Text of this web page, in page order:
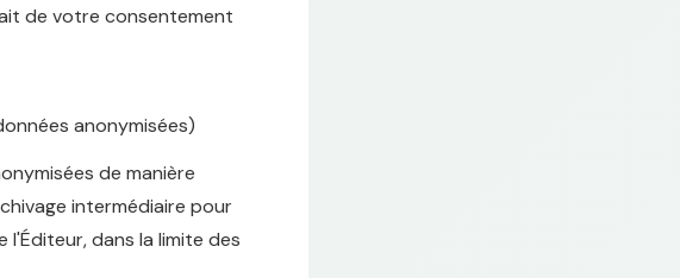
de votre consentement
anonymisées)
de manière
intermédiaire pour
dans la limite des